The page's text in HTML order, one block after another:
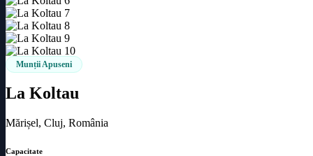
Munții Apuseni
La Koltau
Mărișel, Cluj, România
Capacitate